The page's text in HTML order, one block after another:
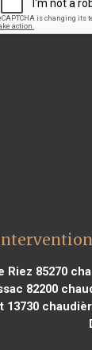
Riez 85270
82200
13730